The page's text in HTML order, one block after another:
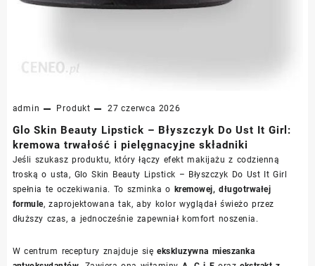
admin Produkt 27 czerwca 2026
Glo Skin Beauty Lipstick – Błyszczyk Do Ust It Girl:
kremowa trwałość i pielęgnacyjne składniki
Jeśli szukasz produktu, który łączy efekt makijażu z codzienną
troską o usta, Glo Skin Beauty Lipstick – Błyszczyk Do Ust It Girl
spełnia te oczekiwania. To szminka o kremowej, długotrwałej
formule, zaprojektowana tak, aby kolor wyglądał świeżo przez
dłuższy czas, a jednocześnie zapewniał komfort noszenia.
W centrum receptury znajduje sięekskluzywna mieszanka